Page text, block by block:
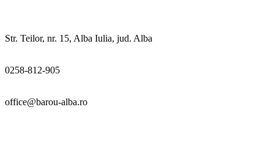
Str. Teilor, nr. 15, Alba Iulia, jud. Alba
0258-812-905
office@barou-alba.ro